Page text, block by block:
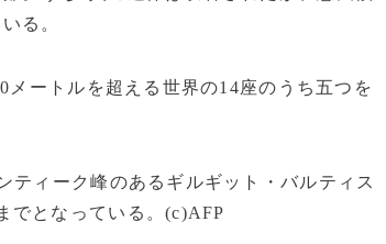
る。
メートルを超える世界の14座のうち五つを
ィーク峰のあるギルギット・バルティス
でとなっている。(c)AFP